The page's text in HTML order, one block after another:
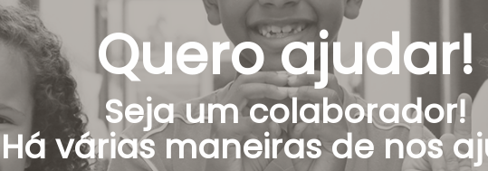
Quero ajudar!
Seja um colaborador!
Há várias maneiras de nos